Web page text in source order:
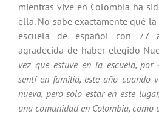
mientras vive en Colombia ha
ella. No sabe exactamente qué
escuela de español con 77
agradecida de haber elegido
vez que estuve en la escuela, por
sentí en familia, este año cuando
nueva, pero solo estar en este
una comunidad en Colombia, como